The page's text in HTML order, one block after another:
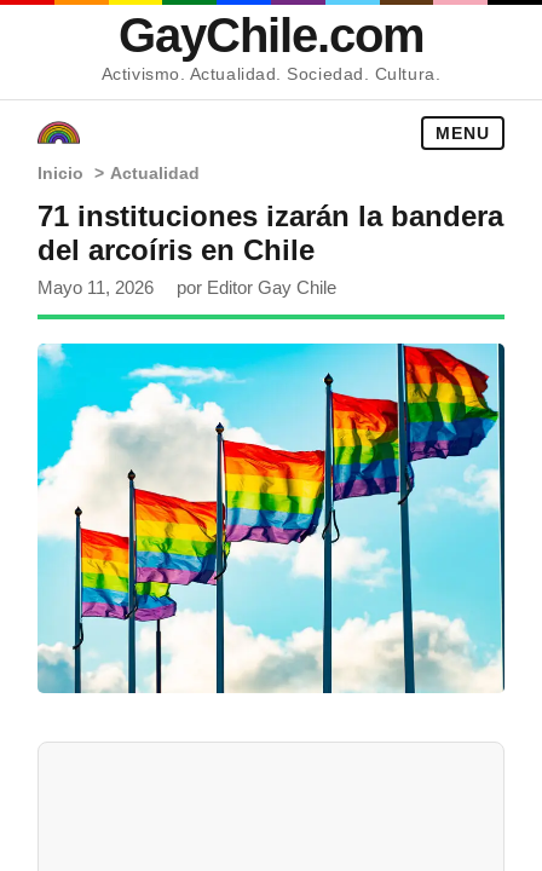
GayChile.com
Activismo. Actualidad. Sociedad. Cultura.
MENU
Inicio > Actualidad
71 instituciones izarán la bandera
del arcoíris en Chile
Mayo 11, 2026 por Editor Gay Chile